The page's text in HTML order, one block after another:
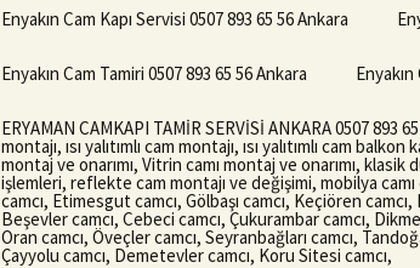
Enyakın Cam Kapı Servisi 0507 893 65 56 Ankara
Enyakın Cam Tamiri 0507 893 65 56 Ankara Enyakın
ERYAMAN CAMKAPI TAMİR SERVİSİ ANKARA 0507
montajı, ısı yalıtımlı cam montajı, ısı yalıtımlı cam
montaj ve onarımı, Vitrin camı montaj ve onarımı,
işlemleri, reflekte cam montajı ve değişimi, mobilya camı
camcı, Etimesgut camcı, Gölbaşı camcı, Keçiören
Beşevler camcı, Cebeci camcı, Çukurambar camcı,
Oran camcı, Öveçler camcı, Seyranbağları camcı,
Çayyolu camcı, Demetevler camcı, Koru Sitesi camcı,